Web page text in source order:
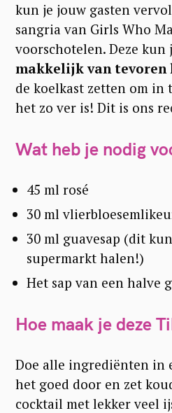
kun je jouw gasten
sangria van Girls Who
voorschotelen. Deze kun
makkelijk van tevoren
de koelkast zetten om in
het zo ver is! Dit is ons
Wat heb je nodig
45 ml rosé
30 ml
30 ml guavesap (dit
supermarkt halen!)
Het sap van een halve
Hoe maak je deze
Doe alle ingrediënten in
het goed door en zet
cocktail met lekker veel